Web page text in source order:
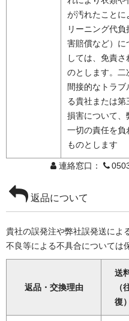
が汚れたことに
リーニング代負
害賠償など）に
しては、免責さ
のとします。二
間接的なトラブ
る貴社または第
損害について、
一切の責任を負
ものとします
連絡窓口：
返品について
貴社の誤発注や弊社誤発送によ
不良等による不具合については
返品・交換理由
送
（
復）